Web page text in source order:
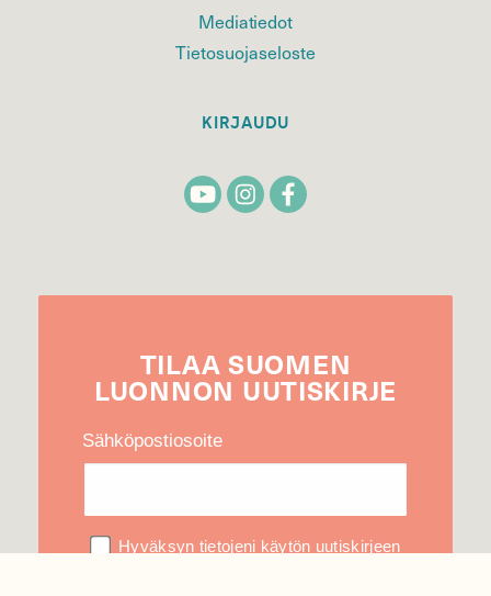
Mediatiedot
Tietosuojaseloste
KIRJAUDU
TILAA SUOMEN
LUONNON UUTIS­KIRJE
Sähköpostiosoite
Hyväksyn tietojeni käytön uutiskirjeen